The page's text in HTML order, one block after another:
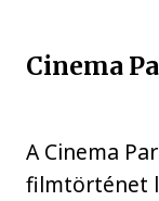
Cinema
A Cinema
filmtörténet